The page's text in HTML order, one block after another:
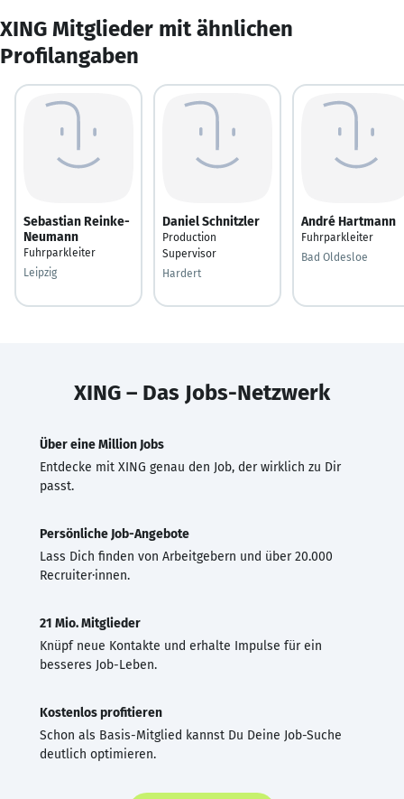
XING Mitglieder mit ähnlichen
Profilangaben
Sebastian Reinke-
Neumann
Fuhrparkleiter
Leipzig
Daniel Schnitzler
Production
Supervisor
Hardert
André Hartmann
Fuhrparkleiter
Bad Oldesloe
XING – Das Jobs-Netzwerk
Über eine Million Jobs
Entdecke mit XING genau den Job, der wirklich zu Dir
passt.
Persönliche Job-Angebote
Lass Dich finden von Arbeitgebern und über 20.000
Recruiter·innen.
21 Mio. Mitglieder
Knüpf neue Kontakte und erhalte Impulse für ein
besseres Job-Leben.
Kostenlos profitieren
Schon als Basis-Mitglied kannst Du Deine Job-Suche
deutlich optimieren.